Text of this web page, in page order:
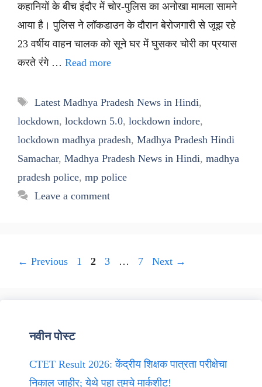
कहानियों के बीच इंदौर में चोर-पुलिस का अनोखा मामला सामने
आया है। पुलिस ने लॉकडाउन के दौरान बेरोजगारी से जूझ रहे
23 वर्षीय वाहन चालक को सूने घर में घुसकर चोरी का प्रयास
करते रंगे … Read more
Tags
Latest Madhya Pradesh News in Hindi,
lockdown, lockdown 5.0, lockdown indore,
lockdown madhya pradesh, Madhya Pradesh Hindi
Samachar, Madhya Pradesh News in Hindi, madhya
pradesh police, mp police
Leave a comment
← Previous Page
1 Page
2 Page
3 … Page
7 Next →
नवीन पोस्ट
CTET Result 2026: केंद्रीय शिक्षक पात्रता परीक्षेचा
निकाल जाहीर; येथे पहा तुमचे मार्कशीट!